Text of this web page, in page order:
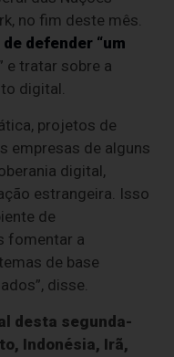
no fim deste mês.
defender “um
” e tratar sobre a
digital.
projetos de
empresas de alguns
digital,
estrangeira. Isso
de
fomentar a
de base
disse.
desta segunda-
Indonésia, Irã,